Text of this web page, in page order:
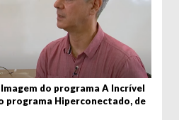
do programa A Incrível
programa Hiperconectado, de